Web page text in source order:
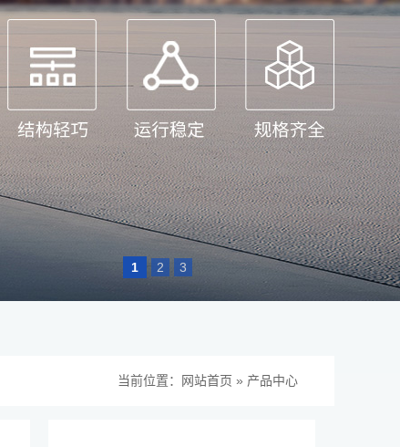
1 2 3
当前位置： 网站首页 » 产品中心